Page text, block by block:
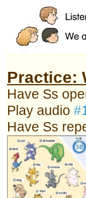
Practice:
Have Ss
Play audio
Have Ss